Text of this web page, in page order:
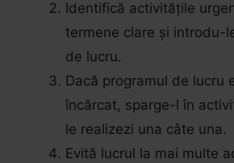
Identifică activitățile
termene clare și introdu-
de lucru.
Dacă programul de lucru
încărcat, sparge-l în
le realizezi una câte una.
Evită lucrul la mai multe